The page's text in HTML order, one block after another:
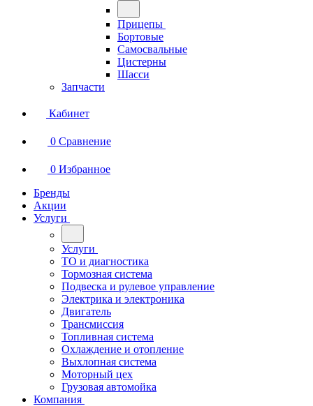
Прицепы
Бортовые
Самосвальные
Цистерны
Шасси
Запчасти
Кабинет
0 Сравнение
0 Избранное
Бренды
Акции
Услуги
Услуги
ТО и диагностика
Тормозная система
Подвеска и рулевое управление
Электрика и электроника
Двигатель
Трансмиссия
Топливная система
Охлаждение и отопление
Выхлопная система
Моторный цех
Грузовая автомойка
Компания